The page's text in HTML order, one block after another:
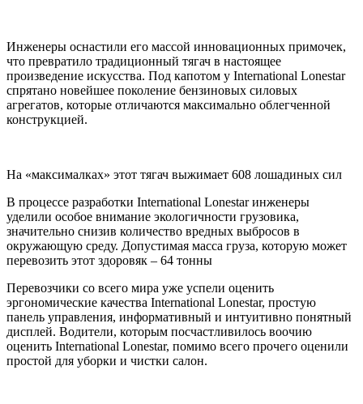
Инженеры оснастили его массой инновационных примочек,
что превратило традиционный тягач в настоящее
произведение искусства. Под капотом у International Lonestar
спрятано новейшее поколение бензиновых силовых
агрегатов, которые отличаются максимально облегченной
конструкцией.
На «максималках» этот тягач выжимает 608 лошадиных сил
В процессе разработки International Lonestar инженеры
уделили особое внимание экологичности грузовика,
значительно снизив количество вредных выбросов в
окружающую среду. Допустимая масса груза, которую может
перевозить этот здоровяк – 64 тонны
Перевозчики со всего мира уже успели оценить
эргономические качества International Lonestar, простую
панель управления, информативный и интуитивно понятный
дисплей. Водители, которым посчастливилось воочию
оценить International Lonestar, помимо всего прочего оценили
простой для уборки и чистки салон.